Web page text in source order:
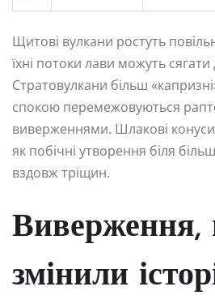
Щитові вулкани ростуть
їхні потоки лави можуть сягати
Стратовулкани більш
спокою перемежовуються
виверженнями. Шлакові конуси
як побічні утворення біля
вздовж тріщин.
Виверження,
змінили